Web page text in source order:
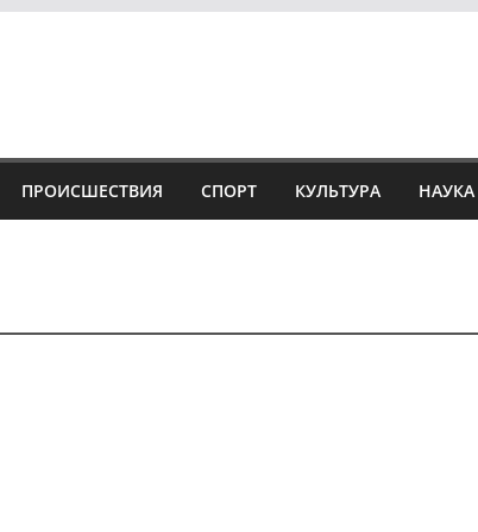
ПРОИСШЕСТВИЯ СПОРТ КУЛЬТУРА НАУКА